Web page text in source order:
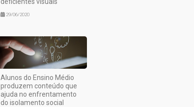
29/06/2020
Alunos do Ensino Médio
produzem conteúdo que
ajuda no enfrentamento
do isolamento social